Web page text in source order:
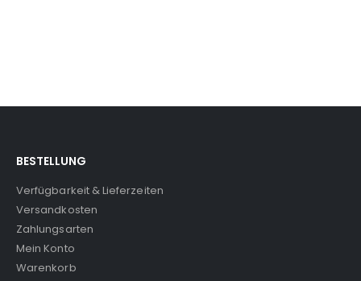
BESTELLUNG
Verfügbarkeit & Lieferzeiten
Versandkosten
Zahlungsarten
Mein Konto
Warenkorb